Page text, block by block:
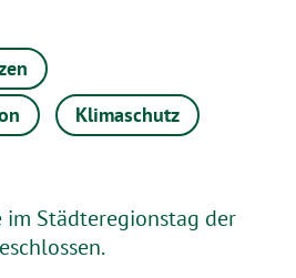
Klimaschutz
im Städteregionstag der